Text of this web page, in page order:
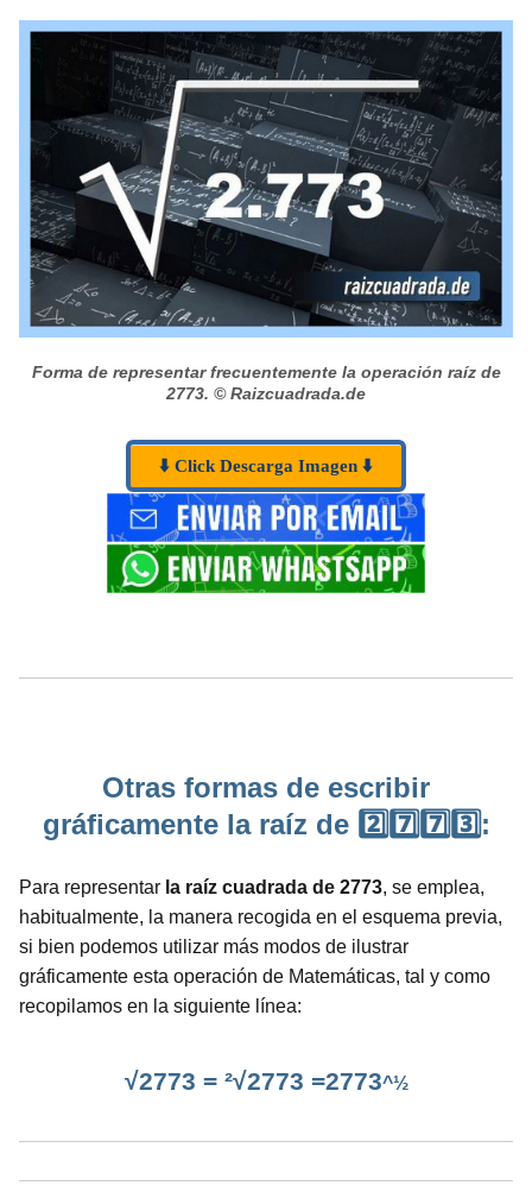
Forma de representar frecuentemente la operación raíz de
2773. © Raizcuadrada.de
⬇️ Click Descarga Imagen ⬇️
Otras formas de escribir
gráficamente la raíz de 2️⃣7️⃣7️⃣3️⃣:
Para representar la raíz cuadrada de 2773, se emplea,
habitualmente, la manera recogida en el esquema previa,
si bien podemos utilizar más modos de ilustrar
gráficamente esta operación de Matemáticas, tal y como
recopilamos en la siguiente línea:
√2773 = ²√2773 =2773^½